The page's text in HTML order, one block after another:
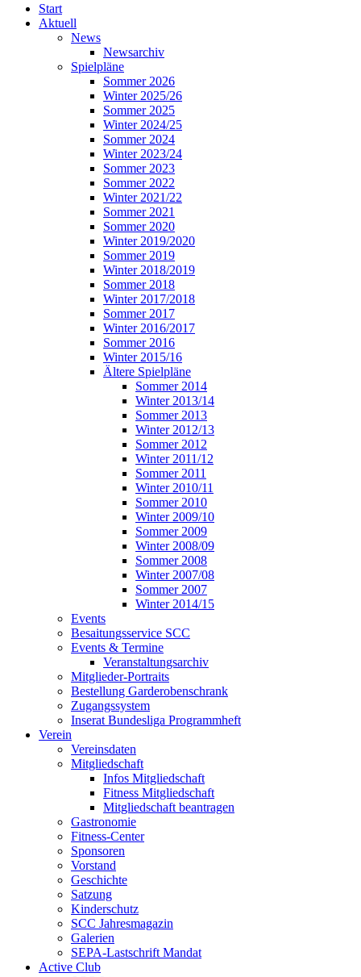
Start
Aktuell
News
Newsarchiv
Spielpläne
Sommer 2026
Winter 2025/26
Sommer 2025
Winter 2024/25
Sommer 2024
Winter 2023/24
Sommer 2023
Sommer 2022
Winter 2021/22
Sommer 2021
Sommer 2020
Winter 2019/2020
Sommer 2019
Winter 2018/2019
Sommer 2018
Winter 2017/2018
Sommer 2017
Winter 2016/2017
Sommer 2016
Winter 2015/16
Ältere Spielpläne
Sommer 2014
Winter 2013/14
Sommer 2013
Winter 2012/13
Sommer 2012
Winter 2011/12
Sommer 2011
Winter 2010/11
Sommer 2010
Winter 2009/10
Sommer 2009
Winter 2008/09
Sommer 2008
Winter 2007/08
Sommer 2007
Winter 2014/15
Events
Besaitungsservice SCC
Events & Termine
Veranstaltungsarchiv
Mitglieder-Portraits
Bestellung Garderobenschrank
Zugangssystem
Inserat Bundesliga Programmheft
Verein
Vereinsdaten
Mitgliedschaft
Infos Mitgliedschaft
Fitness Mitgliedschaft
Mitgliedschaft beantragen
Gastronomie
Fitness-Center
Sponsoren
Vorstand
Geschichte
Satzung
Kinderschutz
SCC Jahresmagazin
Galerien
SEPA-Lastschrift Mandat
Active Club